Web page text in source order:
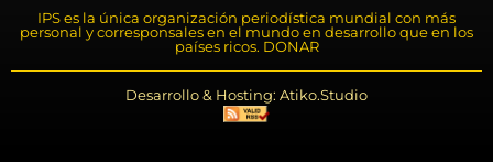
IPS es la única organización periodística mundial con más
personal y corresponsales en el mundo en desarrollo que en los
países ricos. DONAR
Desarrollo & Hosting: Atiko.Studio